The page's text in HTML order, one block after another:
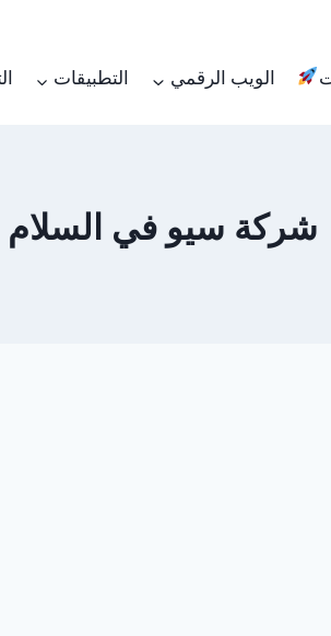
الويب الرقمي التطبيقات
شركة سيو في السلام